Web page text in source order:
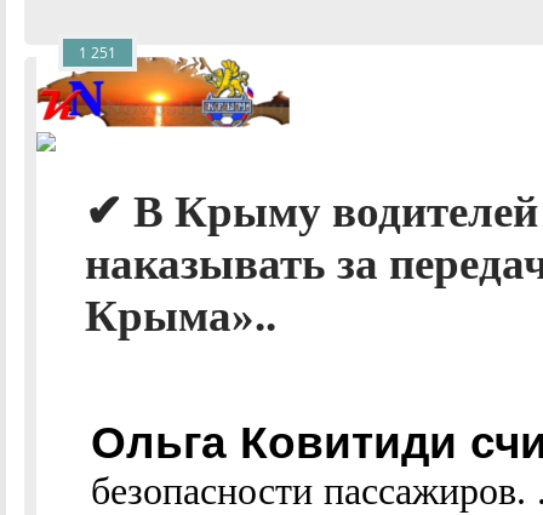
✔ В Крыму водителей
наказывать за
Крыма»..
Ольга Ковитиди
безопасности пассажиров.
1 251